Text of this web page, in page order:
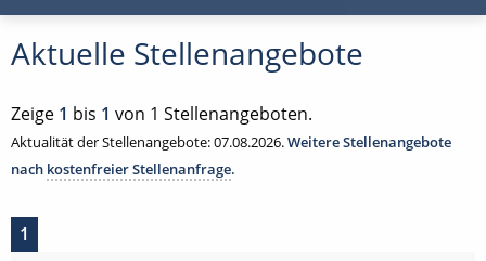
Aktuelle Stellenangebote
Zeige 1 bis 1 von 1 Stellenangeboten.
Aktualität der Stellenangebote: 07.08.2026.Weitere Stellenangebote
nach kostenfreier Stellenanfrage.
1